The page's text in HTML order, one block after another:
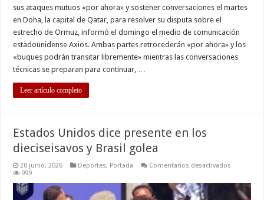
sus ataques mutuos «por ahora» y sostener conversaciones el martes
en Doha, la capital de Qatar, para resolver su disputa sobre el
estrecho de Ormuz, informó el domingo el medio de comunicación
estadounidense Axios. Ambas partes retrocederán «por ahora» y los
«buques podrán transitar libremente» mientras las conversaciones
técnicas se preparan para continuar, …
Leer artículo completo
Estados Unidos dice presente en los
dieciseisavos y Brasil golea
20 junio, 2026 Deportes, Portada Comentarios desactivados
dice
presente
999